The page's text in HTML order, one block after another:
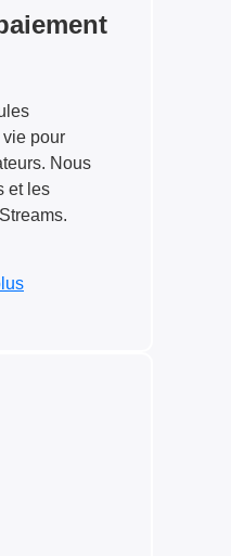
pour
Nous
et les